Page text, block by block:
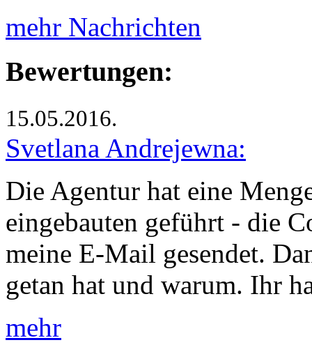
mehr Nachrichten
Bewertungen:
15.05.2016.
Svetlana Andrejewna:
Die Agentur hat eine
eingebauten geführt - die
meine E-Mail gesendet.
getan hat und warum. Ihr
mehr